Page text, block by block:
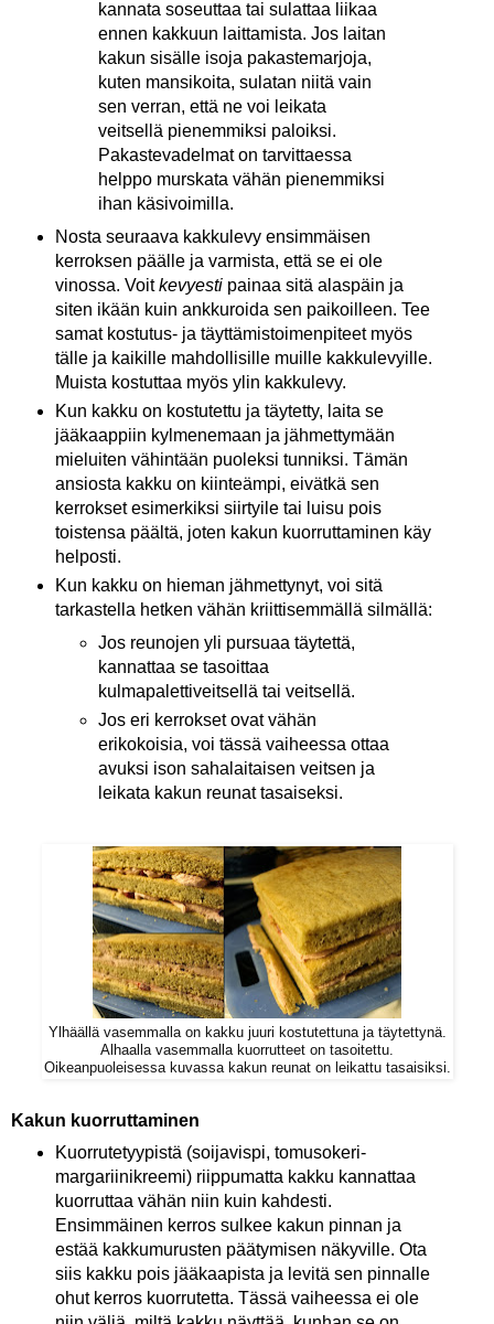
kannata soseuttaa tai sulattaa liikaa
ennen kakkuun laittamista. Jos laitan
kakun sisälle isoja pakastemarjoja,
kuten mansikoita, sulatan niitä vain
sen verran, että ne voi leikata
veitsellä pienemmiksi paloiksi.
Pakastevadelmat on tarvittaessa
helppo murskata vähän pienemmiksi
ihan käsivoimilla.
Nosta seuraava kakkulevy ensimmäisen
kerroksen päälle ja varmista, että se ei ole
vinossa. Voitkevyesti painaa sitä alaspäin ja
siten ikään kuin ankkuroida sen paikoilleen. Tee
samat kostutus- ja täyttämistoimenpiteet myös
tälle ja kaikille mahdollisille muille kakkulevyille.
Muista kostuttaa myös ylin kakkulevy.
Kun kakku on kostutettu ja täytetty, laita se
jääkaappiin kylmenemaan ja jähmettymään
mieluiten vähintään puoleksi tunniksi. Tämän
ansiosta kakku on kiinteämpi, eivätkä sen
kerrokset esimerkiksi siirtyile tai luisu pois
toistensa päältä, joten kakun kuorruttaminen käy
helposti.
Kun kakku on hieman jähmettynyt, voi sitä
tarkastella hetken vähän kriittisemmällä silmällä:
Jos reunojen yli pursuaa täytettä,
kannattaa se tasoittaa
kulmapalettiveitsellä tai veitsellä.
Jos eri kerrokset ovat vähän
erikokoisia, voi tässä vaiheessa ottaa
avuksi ison sahalaitaisen veitsen ja
leikata kakun reunat tasaiseksi.
Ylhäällä vasemmalla on kakku juuri kostutettuna ja täytettynä.
Alhaalla vasemmalla kuorrutteet on tasoitettu.
Oikeanpuoleisessa kuvassa kakun reunat on leikattu tasaisiksi.
Kakun kuorruttaminen
Kuorrutetyypistä (soijavispi, tomusokeri-
margariinikreemi) riippumatta kakku kannattaa
kuorruttaa vähän niin kuin kahdesti.
Ensimmäinen kerros sulkee kakun pinnan ja
estää kakkumurusten päätymisen näkyville. Ota
siis kakku pois jääkaapista ja levitä sen pinnalle
ohut kerros kuorrutetta. Tässä vaiheessa ei ole